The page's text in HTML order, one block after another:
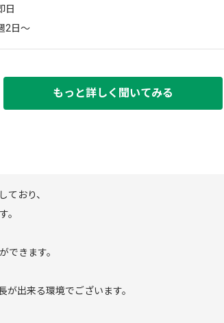
日
2日〜
もっと詳しく聞いてみる
ており、
。
できます。
出来る環境でございます。